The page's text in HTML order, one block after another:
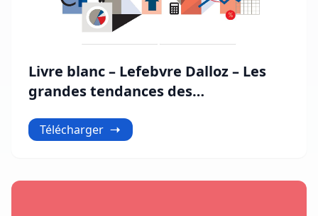
Livre blanc – Lefebvre Dalloz – Les
grandes tendances des
Télécharger